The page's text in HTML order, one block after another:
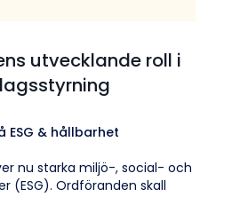
utvecklande roll i
ESG & hållbarhet
nu starka miljö-, social- och
(ESG). Ordföranden skall